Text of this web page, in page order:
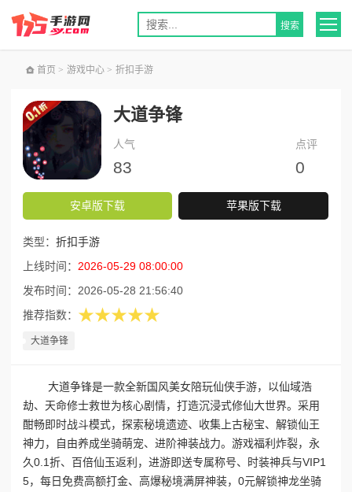
首页 > 游戏中心 > 折扣手游
大道争锋
人气
83
点评
0
安卓版下载 苹果版下载
类型： 折扣手游
上线时间： 2026-05-29 08:00:00
发布时间： 2026-05-28 21:56:40
推荐指数： ★★★★★
大道争锋
大道争锋是一款全新国风美女陪玩仙侠手游，以仙域浩
劫、天命修士救世为核心剧情，打造沉浸式修仙大世界。采用
酣畅即时战斗模式，探索秘境遗迹、收集上古秘宝、解锁仙王
神力，自由养成坐骑萌宠、进阶神装战力。游戏福利炸裂，永
久0.1折、百倍仙玉返利，进游即送专属称号、时装神兵与VIP1
5，每日免费高额打金、高爆秘境满屏神装，0元解锁神龙坐骑